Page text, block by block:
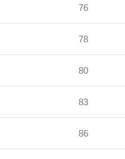
76
78
80
83
86